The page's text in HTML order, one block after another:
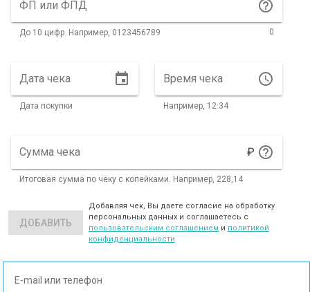
ФП или ФПД help_outline
До 10 цифр. Например, 0123456789 0
Дата чека event
Дата покупки
Время чека access_time
Например, 12:34
Сумма чека ₽ help_outline
Итоговая сумма по чеку с копейками. Например, 228,14
ДОБАВИТЬ
Добавляя чек, Вы даете согласие на обработку
персональных данных и соглашаетесь с
пользовательским соглашением и политикой
конфиденциальности